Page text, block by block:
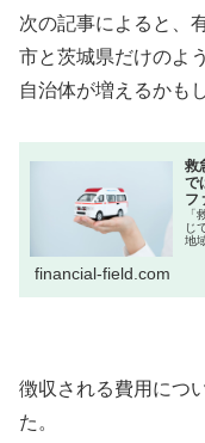
次の記事によると、
市と茨城県だけのよ
自治体が増えるかも
救
で
フ
「
じ
地
financial-field.com
徴収される費用につ
た。